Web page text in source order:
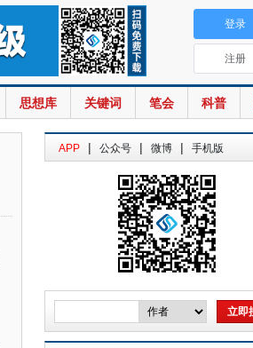
思想库 关键词 笔会 科普
登录
注册
APP | 公众号 | 微博 | 手机版